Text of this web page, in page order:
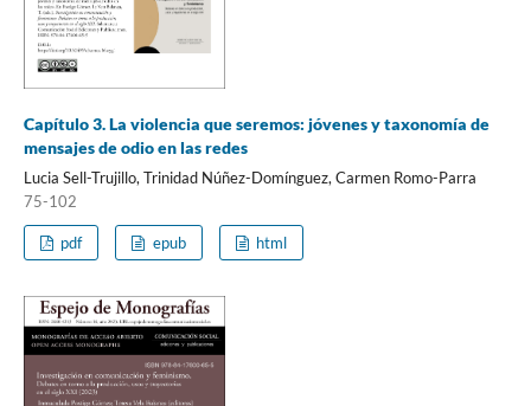
Capítulo 3. La violencia que seremos: jóvenes y taxonomía de
mensajes de odio en las redes
Lucia Sell-Trujillo, Trinidad Núñez-Domínguez, Carmen Romo-Parra
75-102
pdf epub html